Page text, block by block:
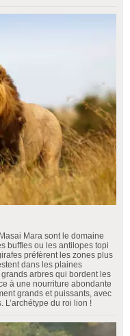
Mara sont le domaine
buffles ou les antilopes topi
préfèrent les zones plus
dans les plaines
arbres qui bordent les
à une nourriture abondante
grands et puissants, avec
du roi lion !